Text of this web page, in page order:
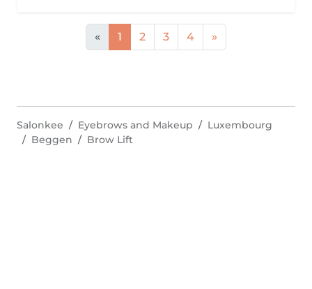
« 1 2 3 4 »
Salonkee Eyebrows and Makeup
Luxembourg
Beggen
Brow Lift